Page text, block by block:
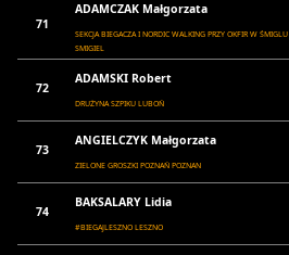
71
ADAMCZAK Małgorzata
SEKCJA BIEGACZA I NORDIC WALKING PRZY OKFIR W ŚMIGLU
SMIGIEL
72
ADAMSKI Robert
DRUŻYNA SZPIKU LUBOŃ
73
ANGIELCZYK Małgorzata
ZIELONE GROSZKI POZNAŃ POZNAN
74
BAKSALARY Lidia
#BIEGAJLESZNO LESZNO